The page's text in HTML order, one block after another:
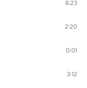
6:23
2:20
0:01
3:12